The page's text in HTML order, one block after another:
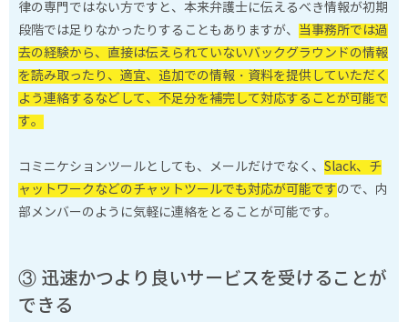
律の専門ではない方ですと、本来弁護士に伝えるべき情報が初期
段階では足りなかったりすることもありますが、 当事務所では過
去の経験から、直接は伝えられていないバックグラウンドの情報
を読み取ったり、適宜、追加での情報・資料を提供していただく
よう連絡するなどして、不足分を補完して対応することが可能で
す。
コミニケションツールとしても、メールだけでなく、 Slack、チ
ャットワークなどのチャットツールでも対応が可能ですので、内
部メンバーのように気軽に連絡をとることが可能です。
③ 迅速かつより良いサービスを受けることが
できる